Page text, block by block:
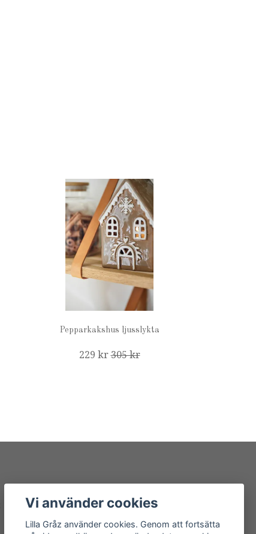
Pepparkakshus ljusslykta
229 kr305 kr
Vi använder cookies
Lilla Gråz använder cookies. Genom att fortsätta